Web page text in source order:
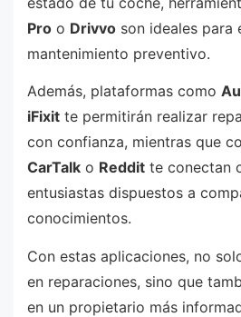
Pro o Drivvo son ideales
mantenimiento preventivo.
Además, plataformas como
iFixit te permitirán realizar
con confianza, mientras que
CarTalk o Reddit te conectan
entusiastas dispuestos a
conocimientos.
Con estas aplicaciones, no
en reparaciones, sino que
en un propietario más